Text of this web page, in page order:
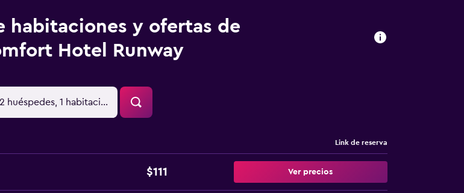
habitaciones y ofertas de
Hotel Runway
2 huéspedes, 1 habitación
Link de reserva
$111 Ver precios